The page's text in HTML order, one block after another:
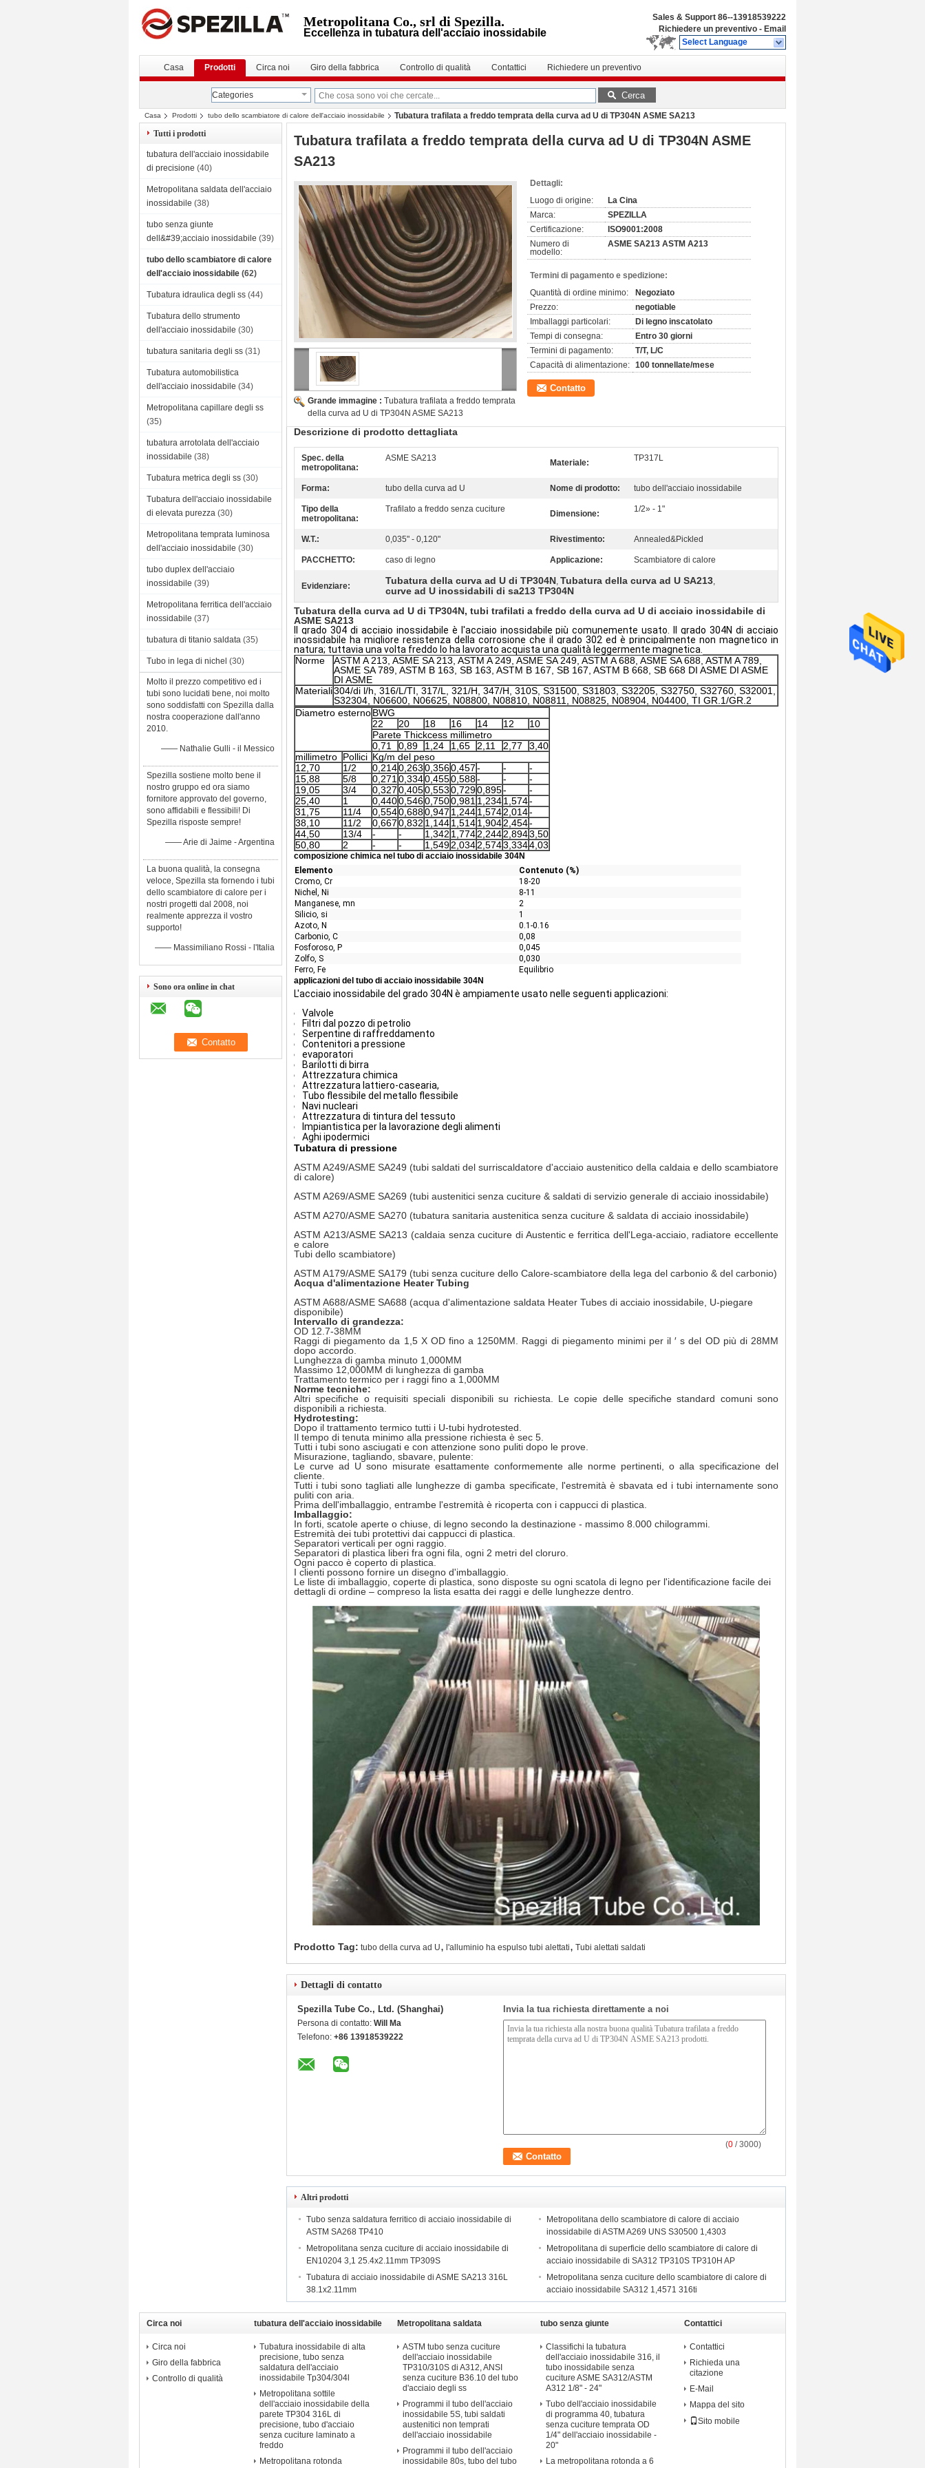
Metropolitana Co., srl di Spezilla.
Eccellenza in tubatura dell'acciaio inossidabile
Sales & Support 86--13918539222
Richiedere un preventivo - Email
Select Language
Casa Prodotti Circa noi Giro della fabbrica Controllo di qualità Contattici Richiedere un preventivo
Categories Cerca
Casa Prodotti tubo dello scambiatore di calore dell'acciaio inossidabile
Tubatura trafilata a freddo temprata della curva ad U di TP304N ASME SA213
Tutti i prodotti
tubatura dell'acciaio inossidabile
di precisione (40)
Metropolitana saldata dell'acciaio
inossidabile (38)
tubo senza giunte
dell&#39;acciaio inossidabile (39)
tubo dello scambiatore di calore
dell'acciaio inossidabile (62)
Tubatura idraulica degli ss (44)
Tubatura dello strumento
dell'acciaio inossidabile (30)
tubatura sanitaria degli ss (31)
Tubatura automobilistica
dell'acciaio inossidabile (34)
Metropolitana capillare degli ss
(35)
tubatura arrotolata dell'acciaio
inossidabile (38)
Tubatura metrica degli ss (30)
Tubatura dell'acciaio inossidabile
di elevata purezza (30)
Metropolitana temprata luminosa
dell'acciaio inossidabile (30)
tubo duplex dell'acciaio
inossidabile (39)
Metropolitana ferritica dell'acciaio
inossidabile (37)
tubatura di titanio saldata (35)
Tubo in lega di nichel (30)
Molto il prezzo competitivo ed i
tubi sono lucidati bene, noi molto
sono soddisfatti con Spezilla dalla
nostra cooperazione dall'anno
2010.
—— Nathalie Gulli - il Messico
Spezilla sostiene molto bene il
nostro gruppo ed ora siamo
fornitore approvato del governo,
sono affidabili e flessibili! Di
Spezilla risposte sempre!
—— Arie di Jaime - Argentina
La buona qualità, la consegna
veloce, Spezilla sta fornendo i tubi
dello scambiatore di calore per i
nostri progetti dal 2008, noi
realmente apprezza il vostro
supporto!
—— Massimiliano Rossi - l'Italia
Sono ora online in chat
Tubatura trafilata a freddo temprata della curva ad U di TP304N ASME
SA213
Grande immagine : Tubatura trafilata a freddo temprata
della curva ad U di TP304N ASME SA213
Dettagli:
Luogo di origine:
La Cina
Marca:
SPEZILLA
Certificazione:
ISO9001:2008
Numero di
modello:
ASME SA213 ASTM A213
Termini di pagamento e spedizione:
Quantità di ordine minimo:
Negoziato
Prezzo:
negotiable
Imballaggi particolari:
Di legno inscatolato
Tempi di consegna:
Entro 30 giorni
Termini di pagamento:
T/T, L/C
Capacità di alimentazione: 100 tonnellate/mese
Contatto
Descrizione di prodotto dettagliata
Spec. della
metropolitana:
ASME SA213 Materiale: TP317L
Forma: tubo della curva ad U Nome di prodotto: tubo dell'acciaio inossidabile
Tipo della
metropolitana:
Trafilato a freddo senza cuciture Dimensione: 1/2» - 1"
W.T.: 0,035" - 0,120" Rivestimento: Annealed&Pickled
PACCHETTO: caso di legno Applicazione: Scambiatore di calore
Evidenziare: Tubatura della curva ad U di TP304N, Tubatura della curva ad U SA213,
curve ad U inossidabili di sa213 TP304N
Tubatura della curva ad U di TP304N, tubi trafilati a freddo della curva ad U di acciaio inossidabile di
ASME SA213
Il grado 304 di acciaio inossidabile è l'acciaio inossidabile più comunemente usato. Il grado 304N di acciaio
inossidabile ha migliore resistenza della corrosione che il grado 302 ed è principalmente non magnetico in
natura; tuttavia una volta freddo lo ha lavorato acquista una qualità leggermente magnetica.
Norme
ASTM A 213, ASME SA 213, ASTM A 249, ASME SA 249, ASTM A 688, ASME SA 688, ASTM A 789,
ASME SA 789, ASTM B 163, SB 163, ASTM B 167, SB 167, ASTM B 668, SB 668 DI ASME DI ASME
DI ASME
Materiali304/di l/h, 316/L/TI, 317/L, 321/H, 347/H, 310S, S31500, S31803, S32205, S32750, S32760, S32001,
S32304, N06600, N06625, N08800, N08810, N08811, N08825, N08904, N04400, TI GR.1/GR.2
Diametro esternoBWG
22
20 18 16 14 12
10
Parete Thickcess millimetro
0,71
0,89 1,24 1,65 2,11 2,77
3,40
millimetro Pollici Kg/m del peso
12,70
1/2 0,2140,2630,3560,457- -
-
15,88
5/8 0,271 0,3340,4550,588- -
-
19,05
3/4 0,3270,4050,5530,7290,895-
-
25,40
1 0,4400,5460,7500,981 1,2341,574-
31,75
11/4 0,5540,6880,947 1,2441,5742,014-
38,10
11/2 0,6670,832 1,1441,5141,9042,454-
44,50
13/4 - - 1,342 1,7742,2442,8943,50
50,80
2 - - 1,5492,0342,5743,3344,03
composizione chimica nel tubo di acciaio inossidabile 304N
Elemento
Contenuto (%)
Cromo, Cr
18-20
Nichel, Ni
8-11
Manganese, mn
2
Silicio, si
1
Azoto, N
0.1-0.16
Carbonio, C
0,08
Fosforoso, P
0,045
Zolfo, S
0,030
Ferro, Fe
Equilibrio
applicazioni del tubo di acciaio inossidabile 304N
L'acciaio inossidabile del grado 304N è ampiamente usato nelle seguenti applicazioni:
Valvole
Filtri dal pozzo di petrolio
Serpentine di raffreddamento
Contenitori a pressione
evaporatori
Barilotti di birra
Attrezzatura chimica
Attrezzatura lattiero-casearia,
Tubo flessibile del metallo flessibile
Navi nucleari
Attrezzatura di tintura del tessuto
Impiantistica per la lavorazione degli alimenti
Aghi ipodermici
Tubatura di pressione
ASTM A249/ASME SA249 (tubi saldati del surriscaldatore d'acciaio austenitico della caldaia e dello scambiatore
di calore)
ASTM A269/ASME SA269 (tubi austenitici senza cuciture & saldati di servizio generale di acciaio inossidabile)
ASTM A270/ASME SA270 (tubatura sanitaria austenitica senza cuciture & saldata di acciaio inossidabile)
ASTM A213/ASME SA213 (caldaia senza cuciture di Austentic e ferritica dell'Lega-acciaio, radiatore eccellente
e calore
Tubi dello scambiatore)
ASTM A179/ASME SA179 (tubi senza cuciture dello Calore-scambiatore della lega del carbonio & del carbonio)
Acqua d'alimentazione Heater Tubing
ASTM A688/ASME SA688 (acqua d'alimentazione saldata Heater Tubes di acciaio inossidabile, U-piegare
disponibile)
Intervallo di grandezza:
OD 12.7-38MM
Raggi di piegamento da 1,5 X OD fino a 1250MM. Raggi di piegamento minimi per il ′ s del OD più di 28MM
dopo accordo.
Lunghezza di gamba minuto 1,000MM
Massimo 12,000MM di lunghezza di gamba
Trattamento termico per i raggi fino a 1,000MM
Norme tecniche:
Altri specifiche o requisiti speciali disponibili su richiesta. Le copie delle specifiche standard comuni sono
disponibili a richiesta.
Hydrotesting:
Dopo il trattamento termico tutti i U-tubi hydrotested.
Il tempo di tenuta minimo alla pressione richiesta è sec 5.
Tutti i tubi sono asciugati e con attenzione sono puliti dopo le prove.
Misurazione, tagliando, sbavare, pulente:
Le curve ad U sono misurate esattamente conformemente alle norme pertinenti, o alla specificazione del
cliente.
Tutti i tubi sono tagliati alle lunghezze di gamba specificate, l'estremità è sbavata ed i tubi internamente sono
puliti con aria.
Prima dell'imballaggio, entrambe l'estremità è ricoperta con i cappucci di plastica.
Imballaggio:
In forti, scatole aperte o chiuse, di legno secondo la destinazione - massimo 8.000 chilogrammi.
Estremità dei tubi protettivi dai cappucci di plastica.
Separatori verticali per ogni raggio.
Separatori di plastica liberi fra ogni fila, ogni 2 metri del cloruro.
Ogni pacco è coperto di plastica.
I clienti possono fornire un disegno d'imballaggio.
Le liste di imballaggio, coperte di plastica, sono disposte su ogni scatola di legno per l'identificazione facile dei
dettagli di ordine – compreso la lista esatta dei raggi e delle lunghezze dentro.
Prodotto Tag: tubo della curva ad U, l'alluminio ha espulso tubi alettati, Tubi alettati saldati
Dettagli di contatto
Spezilla Tube Co., Ltd. (Shanghai)
Persona di contatto: Will Ma
Telefono: +86 13918539222
Invia la tua richiesta direttamente a noi
(0 / 3000)
Altri prodotti
Tubo senza saldatura ferritico di acciaio inossidabile di
ASTM SA268 TP410
Metropolitana dello scambiatore di calore di acciaio
inossidabile di ASTM A269 UNS S30500 1,4303
Metropolitana senza cuciture di acciaio inossidabile di
EN10204 3,1 25.4x2.11mm TP309S
Metropolitana di superficie dello scambiatore di calore di
acciaio inossidabile di SA312 TP310S TP310H AP
Tubatura di acciaio inossidabile di ASME SA213 316L
38.1x2.11mm
Metropolitana senza cuciture dello scambiatore di calore di
acciaio inossidabile SA312 1,4571 316ti
Circa noi
Circa noi
Giro della fabbrica
Controllo di qualità
tubatura dell'acciaio inossidabile
di precisione
Tubatura inossidabile di alta
precisione, tubo senza
saldatura dell'acciaio
inossidabile Tp304/304l
Metropolitana sottile
dell'acciaio inossidabile della
parete TP304 316L di
precisione, tubo d'acciaio
senza cuciture laminato a
freddo
Metropolitana rotonda
Metropolitana saldata
dell'acciaio inossidabile
ASTM tubo senza cuciture
dell'acciaio inossidabile
TP310/310S di A312, ANSI
senza cuciture B36.10 del tubo
d'acciaio degli ss
Programmi il tubo dell'acciaio
inossidabile 5S, tubi saldati
austenitici non temprati
dell'acciaio inossidabile
Programmi il tubo dell'acciaio
inossidabile 80s, tubo del tubo
tubo senza giunte
dell&#39;acciaio inossidabile
Classifichi la tubatura
dell'acciaio inossidabile 316, il
tubo inossidabile senza
cuciture ASME SA312/ASTM
A312 1/8" - 24"
Tubo dell'acciaio inossidabile
di programma 40, tubatura
senza cuciture temprata OD
1/4" dell'acciaio inossidabile -
20"
La metropolitana rotonda a 6
Contattici
Contattici
Richieda una
citazione
E-Mail
Mappa del sito
Sito mobile